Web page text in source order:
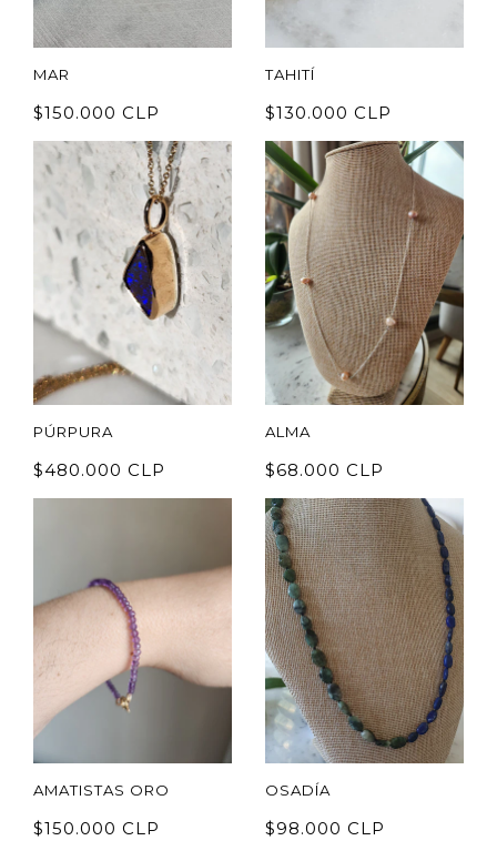
MAR
$150.000 CLP
TAHITÍ
$130.000 CLP
PÚRPURA
$480.000 CLP
ALMA
$68.000 CLP
AMATISTAS ORO
$150.000 CLP
OSADÍA
$98.000 CLP